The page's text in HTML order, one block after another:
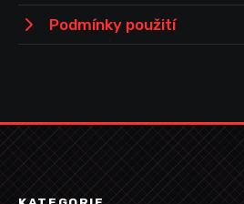
Podmínky použití